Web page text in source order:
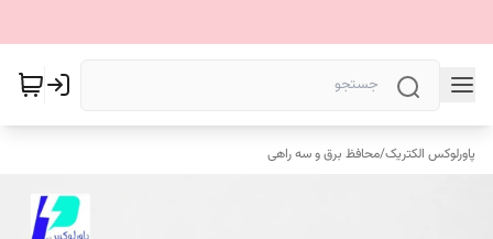
پاورلوکس الکتریک/محافظ برق و سه راهی